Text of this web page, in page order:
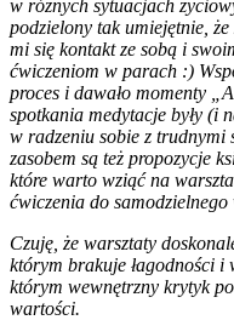
w różnych sytuacjach
podzielony tak umiejętnie,
mi się kontakt ze sobą i
ćwiczeniom w parach :)
proces i dawało momenty
spotkania medytacje były (i
w radzeniu sobie z
zasobem są też propozycje
które warto wziąć na
ćwiczenia do
Czuję, że warsztaty
którym brakuje łagodności i
którym wewnętrzny krytyk
wartości.